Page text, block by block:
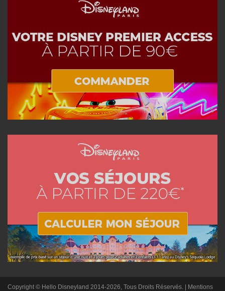
Copyright © Hello Disneyland 2014-2026, Tous Droits Réservés. | Mentions